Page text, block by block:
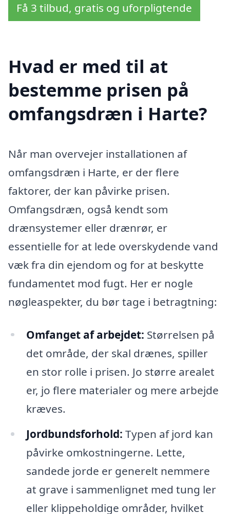
Få 3 tilbud, gratis og uforpligtende
Hvad er med til at
bestemme prisen på
omfangsdræn i Harte?
Når man overvejer installationen af
omfangsdræn i Harte, er der flere
faktorer, der kan påvirke prisen.
Omfangsdræn, også kendt som
drænsystemer eller drænrør, er
essentielle for at lede overskydende vand
væk fra din ejendom og for at beskytte
fundamentet mod fugt. Her er nogle
nøgleaspekter, du bør tage i betragtning:
Omfanget af arbejdet: Størrelsen på
det område, der skal drænes, spiller
en stor rolle i prisen. Jo større arealet
er, jo flere materialer og mere arbejde
kræves.
Jordbundsforhold: Typen af jord kan
påvirke omkostningerne. Lette,
sandede jorde er generelt nemmere
at grave i sammenlignet med tung ler
eller klippeholdige områder, hvilket